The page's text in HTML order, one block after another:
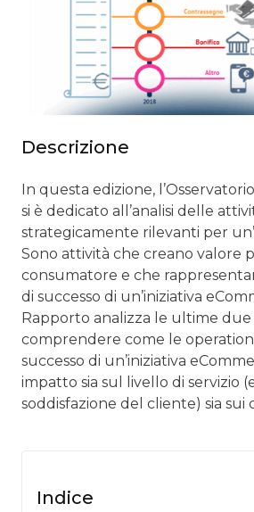
Descrizione
In questa edizione,
si è dedicato all’analisi delle
strategicamente rilevanti per
Sono attività che creano valore
consumatore e che
di successo di un’iniziativa
Rapporto analizza le ultime due
comprendere come le
successo di un’iniziativa
impatto sia sul livello di servizio
soddisfazione del cliente) sia sui
Indice